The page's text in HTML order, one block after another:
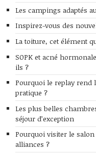
Les campings adaptés
Inspirez-vous des
La toiture, cet élément
SOPK et acné
ils ?
Pourquoi le replay rend
pratique ?
Les plus belles
séjour d’exception
Pourquoi visiter le salon
alliances ?